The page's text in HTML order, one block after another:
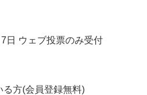
日 ウェブ投票のみ受付
る方(会員登録無料)